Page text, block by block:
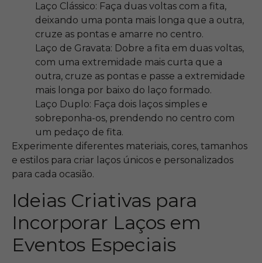
Laço Clássico: Faça duas voltas com a fita,
deixando uma ponta mais longa que a outra,
cruze as pontas e amarre no centro.
Laço de Gravata: Dobre a fita em duas voltas,
com uma extremidade mais curta que a
outra, cruze as pontas e passe a extremidade
mais longa por baixo do laço formado.
Laço Duplo: Faça dois laços simples e
sobreponha-os, prendendo no centro com
um pedaço de fita.
Experimente diferentes materiais, cores, tamanhos
e estilos para criar laços únicos e personalizados
para cada ocasião.
Ideias Criativas para
Incorporar Laços em
Eventos Especiais